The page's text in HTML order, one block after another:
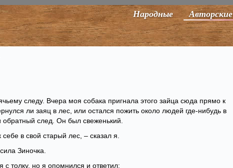
Народные Авторские
следу. Вчера моя собака пригнала этого зайца сюда прямо к
ли заяц в лес, или остался пожить около людей где-нибудь в
след. Он был свеженький.
в свой старый лес, – сказал я.
Зиночка.
толку, но я опомнился и ответил: